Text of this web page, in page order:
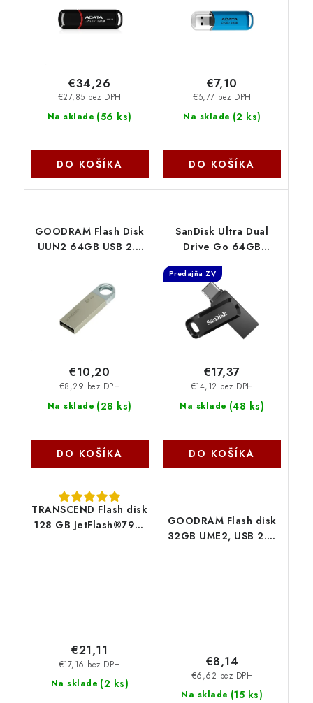
RBK
Na sklade (56 ks)
€27,85 bez DPH
€34,26
DO KOŠÍKA
Na sklade (2 ks)
€5,77 bez DPH
€7,10
DO KOŠÍKA
GOODRAM Flash Disk
UUN2 64GB USB 2.0
Na sklade (28 ks)
€8,29 bez DPH
€10,20
DO KOŠÍKA
SanDisk Ultra Dual
Drive Go 64GB
SDDDC3-064G-G46
Predajňa ZV
Na sklade (48 ks)
€14,12 bez DPH
€17,37
DO KOŠÍKA
TRANSCEND Flash disk
128 GB JetFlash®790,
Na sklade (2 ks)
€17,16 bez DPH
€21,11
GOODRAM Flash disk
32GB UME2, USB 2.0,
Na sklade (15 ks)
€6,62 bez DPH
€8,14